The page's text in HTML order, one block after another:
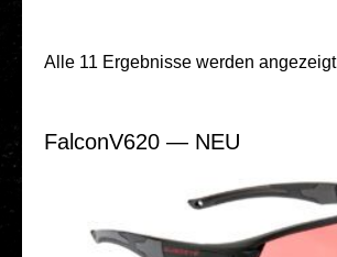
Alle 11 Ergebnisse werden angezeigt
FalconV620 — NEU